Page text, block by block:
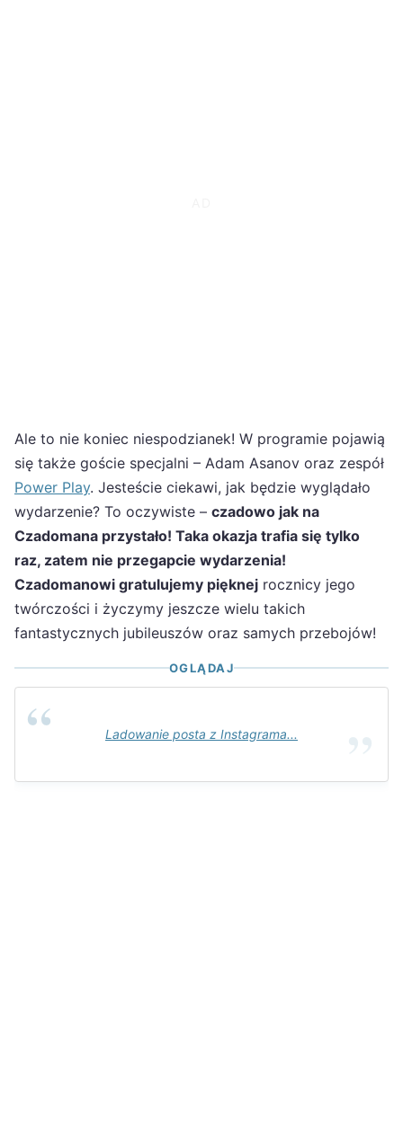
Ale to nie koniec niespodzianek! W programie pojawią
się także goście specjalni – Adam Asanov oraz zespół
Power Play. Jesteście ciekawi, jak będzie wyglądało
wydarzenie? To oczywiste – czadowo jak na
Czadomana przystało! Taka okazja trafia się tylko
raz, zatem nie przegapcie wydarzenia!
Czadomanowi gratulujemy pięknej rocznicy jego
twórczości i życzymy jeszcze wielu takich
fantastycznych jubileuszów oraz samych przebojów!
OGLĄDAJ
Ladowanie posta z Instagrama...